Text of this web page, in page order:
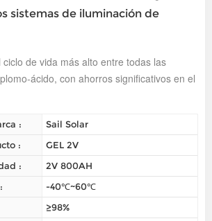
sistemas de iluminación de
de vida más alto entre todas las
ácido, con ahorros significativos en el
:
Sail Solar
:
GEL 2V
:
2V 800AH
-40℃~60℃
≥98%